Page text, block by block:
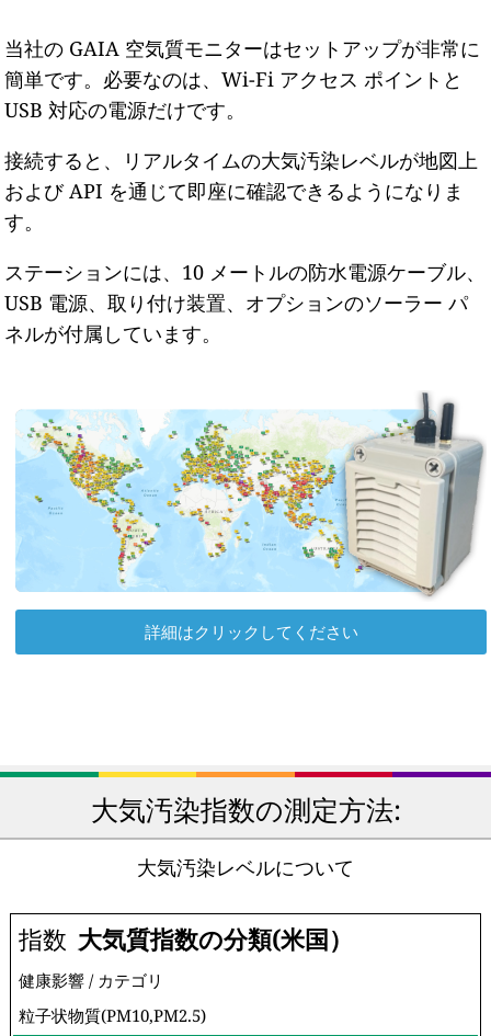
当社の GAIA 空気質モニターはセットアップが非常に
簡単です。必要なのは、Wi-Fi アクセス ポイントと
USB 対応の電源だけです。
接続すると、リアルタイムの大気汚染レベルが地図上
および API を通じて即座に確認できるようになりま
す。
ステーションには、10 メートルの防水電源ケーブル、
USB 電源、取り付け装置、オプションのソーラー パ
ネルが付属しています。
詳細はクリックしてください
大気汚染指数の測定方法:
大気汚染レベルについて
指数 大気質指数の分類(米国）
健康影響 / カテゴリ
粒子状物質(PM10,PM2.5)